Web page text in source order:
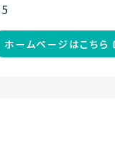
ホームページはこちら